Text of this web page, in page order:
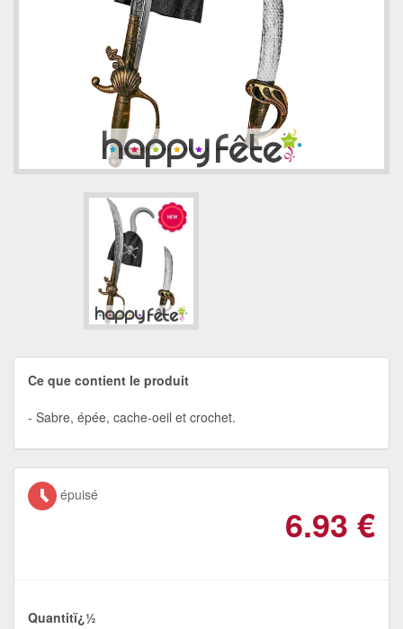
Ce que contient le produit
Sabre, épée, cache-oeil et crochet.
épuisé
6.93 €
Quantitï¿½